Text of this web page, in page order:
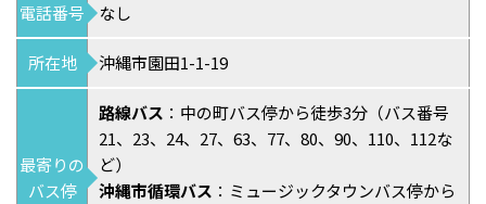
電話番号 なし
所在地 沖縄市園田1-1-19
最寄りの
バス停
路線バス ：中の町バス停から徒歩3分（バス番号
21、23、24、27、63、77、80、90、110、112な
ど）
沖縄市循環バス ：ミュージックタウンバス停から